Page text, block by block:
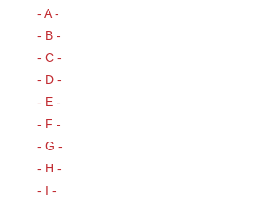
- A -
- B -
- C -
- D -
- E -
- F -
- G -
- H -
- I -